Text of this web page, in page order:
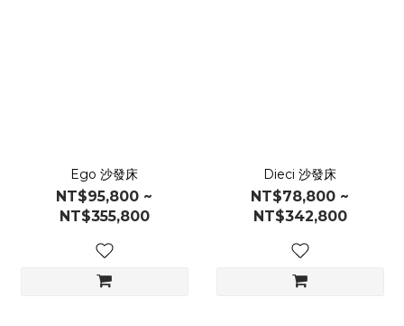
Ego 沙發床
NT$95,800 ~
NT$355,800
Dieci 沙發床
NT$78,800 ~
NT$342,800